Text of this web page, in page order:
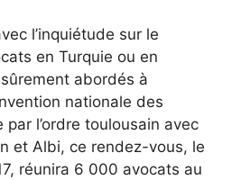
l’inquiétude sur le
en Turquie ou en
abordés à
nationale des
par l’ordre toulousain avec
et Albi, ce rendez-vous, le
réunira 6 000 avocats au